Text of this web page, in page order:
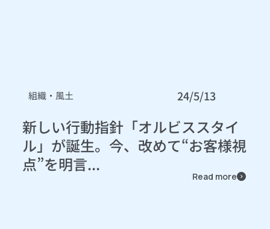
組織・風土 24/5/13
新しい行動指針「オルビススタイ
ル」が誕生。今、改めて“お客様視
点”を明言...
Read more